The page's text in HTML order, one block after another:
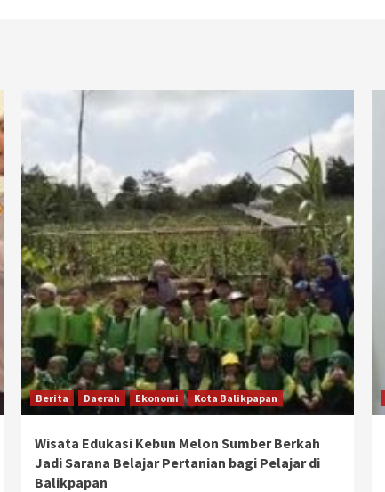
Berita Daerah Ekonomi Kota Balikpapan
Wisata Edukasi Kebun Melon Sumber Berkah
Jadi Sarana Belajar Pertanian bagi Pelajar di
Balikpapan